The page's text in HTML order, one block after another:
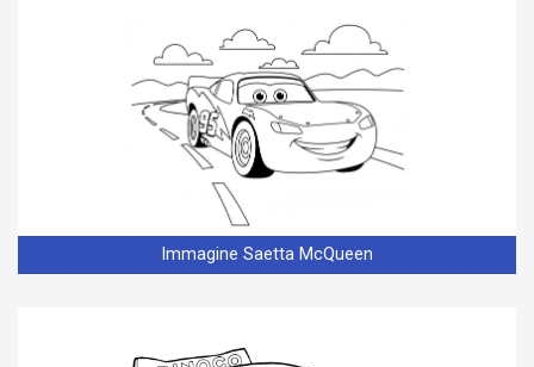
Immagine Saetta McQueen